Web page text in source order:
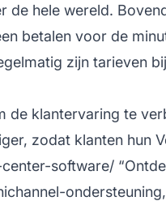
de hele wereld.
betalen voor de
zijn tarieven
de klantervaring te
zodat klanten hun
software/